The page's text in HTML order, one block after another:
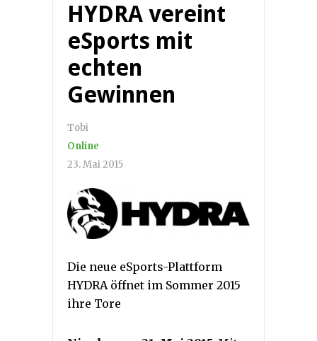
HYDRA vereint
eSports mit
echten
Gewinnen
Tobi
Online
23. Mai 2015
Die neue eSports-Plattform
HYDRA öffnet im Sommer 2015
ihre Tore